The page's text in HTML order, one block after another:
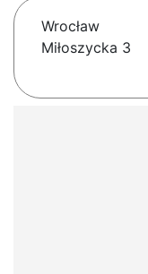
Wrocław
Miłoszycka 3